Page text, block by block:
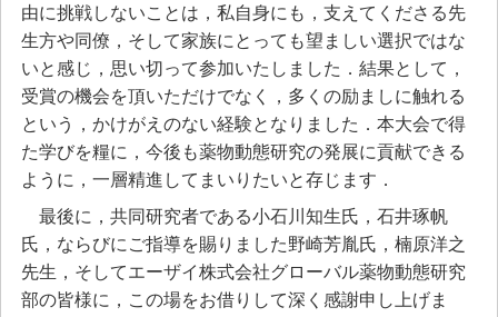
由に挑戦しないことは，私自身にも，支えてくださる先
生方や同僚，そして家族にとっても望ましい選択ではな
いと感じ，思い切って参加いたしました．結果として，
受賞の機会を頂いただけでなく，多くの励ましに触れる
という，かけがえのない経験となりました．本大会で得
た学びを糧に，今後も薬物動態研究の発展に貢献できる
ように，一層精進してまいりたいと存じます．
最後に，共同研究者である小石川知生氏，石井琢帆
氏，ならびにご指導を賜りました野崎芳胤氏，楠原洋之
先生，そしてエーザイ株式会社グローバル薬物動態研究
部の皆様に，この場をお借りして深く感謝申し上げま